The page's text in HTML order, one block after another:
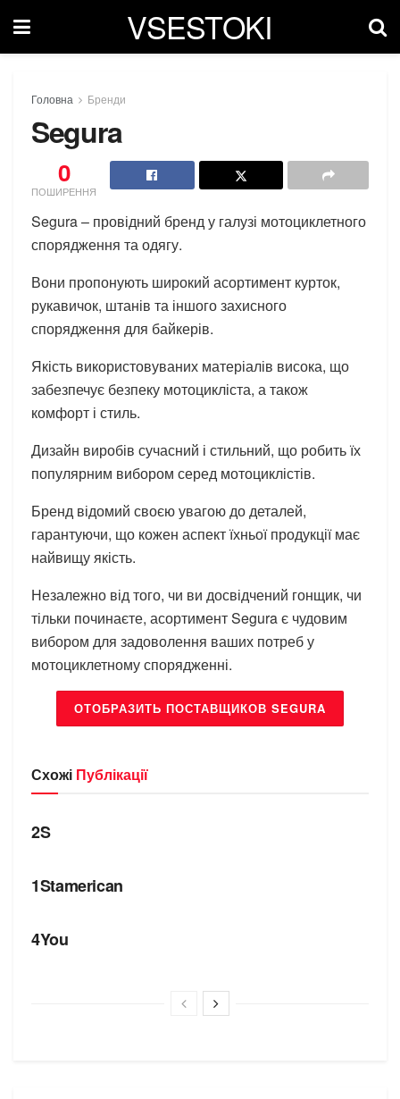
VSESTOKI
Головна Бренди
Segura
0
ПОШИРЕННЯ
Segura – провідний бренд у галузі мотоциклетного
спорядження та одягу.
Вони пропонують широкий асортимент курток,
рукавичок, штанів та іншого захисного
спорядження для байкерів.
Якість використовуваних матеріалів висока, що
забезпечує безпеку мотоцикліста, а також
комфорт і стиль.
Дизайн виробів сучасний і стильний, що робить їх
популярним вибором серед мотоциклістів.
Бренд відомий своєю увагою до деталей,
гарантуючи, що кожен аспект їхньої продукції має
найвищу якість.
Незалежно від того, чи ви досвідчений гонщик, чи
тільки починаєте, асортимент Segura є чудовим
вибором для задоволення ваших потреб у
мотоциклетному спорядженні.
ОТОБРАЗИТЬ ПОСТАВЩИКОВ SEGURA
Схожі Публікації
БРЕНДИ
2S
1Stamerican
4You